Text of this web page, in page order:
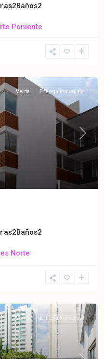
2Baños2
Poniente
Next
Venta Entrega Inmediata
2Baños2
Norte
Venta Entrega Inmediata